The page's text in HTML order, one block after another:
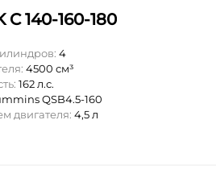
C 140-160-180
4
4500 см³
162 л.с.
QSB4.5-160
двигателя: 4,5 л